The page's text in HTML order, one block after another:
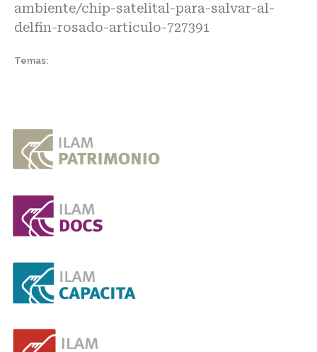
ambiente/chip-satelital-para-salvar-al-
delfin-rosado-articulo-727391
Temas: